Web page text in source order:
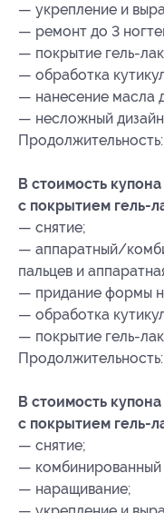
— укрепление и
— ремонт до 3
— покрытие гель-
— обработка
— нанесение масла
— несложный
В стоимость
с покрытием гель-
— снятие;
— аппаратный/
пальцев и
— придание формы
— обработка
— покрытие гель-
Продолжительность:
В стоимость
с покрытием гель-
— снятие;
—
— наращивание;